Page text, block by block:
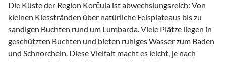
Die Küste der Region Korčula ist abwechslungsreich: Von
kleinen Kiesstränden über natürliche Felsplateaus bis zu
sandigen Buchten rund um Lumbarda. Viele Plätze liegen in
geschützten Buchten und bieten ruhiges Wasser zum Baden
und Schnorcheln. Diese Vielfalt macht es leicht, je nach